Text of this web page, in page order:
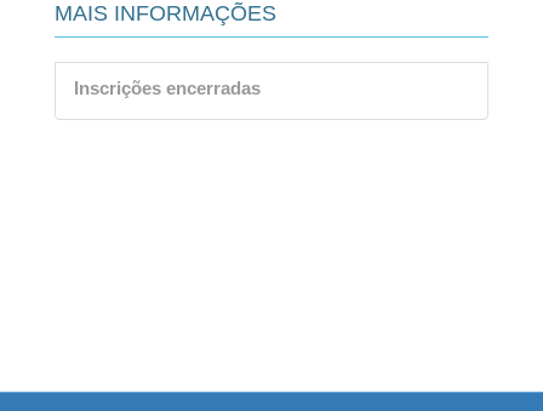
MAIS INFORMAÇÕES
Inscrições encerradas